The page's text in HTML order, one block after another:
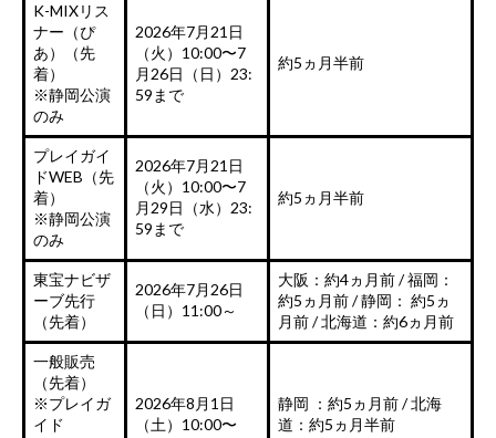
K-MIXリス
ナー（ぴ
あ）（先
着）
※静岡公演
のみ
2026年7月21日
（火）10:00〜7
月26日（日）23:
59まで
約5ヵ月半前
プレイガイ
ドWEB（先
着）
※静岡公演
のみ
2026年7月21日
（火）10:00〜7
月29日（水）23:
59まで
約5ヵ月半前
東宝ナビザ
ーブ先行
（先着）
2026年7月26日
（日）11:00～
大阪：約4ヵ月前 / 福岡：
約5ヵ月前 / 静岡： 約5ヵ
月前 / 北海道：約6ヵ月前
一般販売
（先着）
※プレイガ
イド
2026年8月1日
（土）10:00〜
静岡 ：約5ヵ月前 / 北海
道：約5ヵ月半前